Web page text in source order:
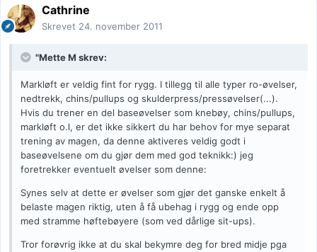
Cathrine
Skrevet 24. november 2011
"Mette M skrev:
Markløft er veldig fint for rygg. I tillegg til alle typer ro-øvelser,
nedtrekk, chins/pullups og skulderpress/pressøvelser(...).
Hvis du trener en del baseøvelser som knebøy, chins/pullups,
markløft o.l, er det ikke sikkert du har behov for mye separat
trening av magen, da denne aktiveres veldig godt i
baseøvelsene om du gjør dem med god teknikk:) jeg
foretrekker eventuelt øvelser som denne:
Synes selv at dette er øvelser som gjør det ganske enkelt å
belaste magen riktig, uten å få ubehag i rygg og ende opp
med stramme høftebøyere (som ved dårlige sit-ups).
Tror forøvrig ikke at du skal bekymre deg for bred midje pga